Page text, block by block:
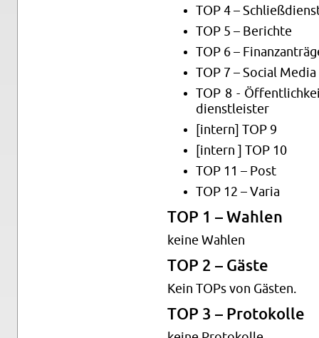
TOP 4 –
TOP 5 – Be­rich­te
TOP 6 –
TOP 7 – So­ci­al Media
TOP 8 -
dienst­leis­ter
[in­tern] TOP 9
[in­tern ] TOP 10
TOP 11 – Post
TOP 12 – Varia
TOP 1 – Wah­len
keine Wah­len
TOP 2 – Gäste
Kein TOPs von Gäs­ten.
TOP 3 – Pro­to­kol­le